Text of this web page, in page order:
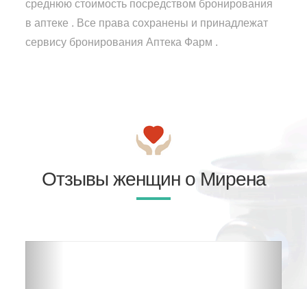
среднюю стоимость посредством бронирования
в аптеке . Все права сохранены и принадлежат
сервису бронирования Аптека Фарм .
Отзывы женщин о Мирена